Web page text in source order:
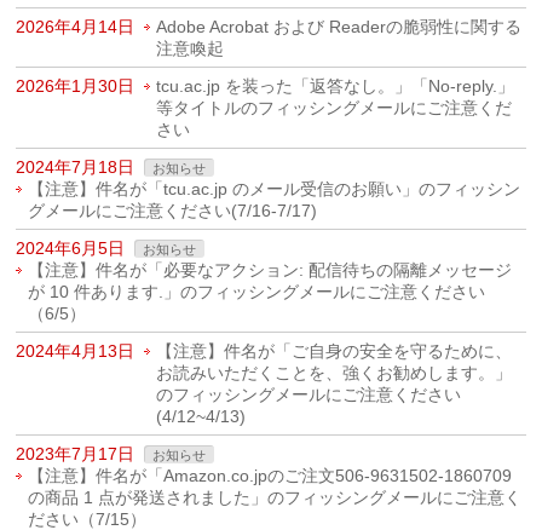
2026年4月14日
Adobe Acrobat および Readerの脆弱性に関する
注意喚起
2026年1月30日
tcu.ac.jp を装った「返答なし。」「No-reply.」
等タイトルのフィッシングメールにご注意くだ
さい
2024年7月18日
お知らせ
【注意】件名が「tcu.ac.jp のメール受信のお願い」のフィッシン
グメールにご注意ください(7/16-7/17)
2024年6月5日
お知らせ
【注意】件名が「必要なアクション: 配信待ちの隔離メッセージ
が 10 件あります.」のフィッシングメールにご注意ください
（6/5）
2024年4月13日
【注意】件名が「ご自身の安全を守るために、
お読みいただくことを、強くお勧めします。」
のフィッシングメールにご注意ください
(4/12~4/13)
2023年7月17日
お知らせ
【注意】件名が「Amazon.co.jpのご注文506-9631502-1860709
の商品 1 点が発送されました」のフィッシングメールにご注意く
ださい（7/15）